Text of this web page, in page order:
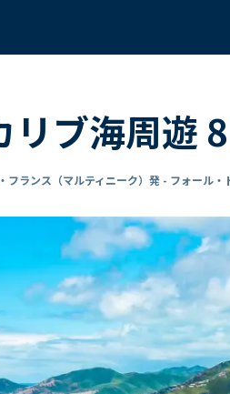
リブ海周遊
フランス（マルティニーク）発 - フォール